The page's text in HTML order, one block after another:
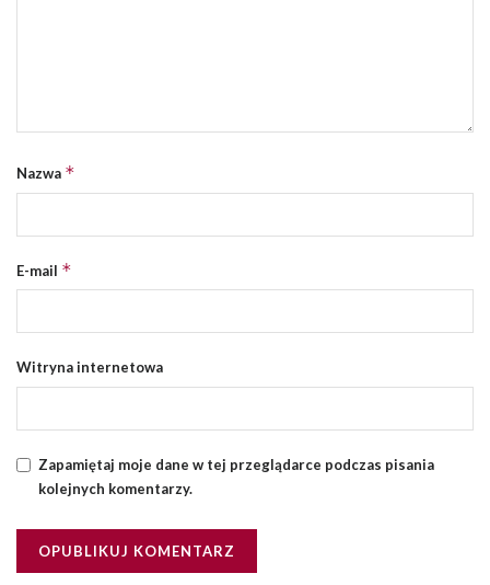
Nazwa *
E-mail *
Witryna internetowa
Zapamiętaj moje dane w tej przeglądarce podczas pisania
kolejnych komentarzy.